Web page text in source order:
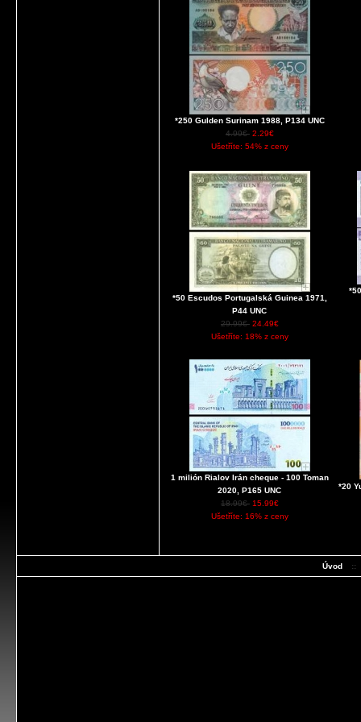
*250 Gulden Surinam 1988, P134 UNC
4.99€ 2.29€
Ušetříte: 54% z ceny
*50 Escudos Portugalská Guinea 1971,
P44 UNC
29.99€ 24.49€
Ušetříte: 18% z ceny
1 milión Rialov Irán cheque - 100 Toman
2020, P165 UNC
18.99€ 15.99€
Ušetříte: 16% z ceny
*20
Úvod ::